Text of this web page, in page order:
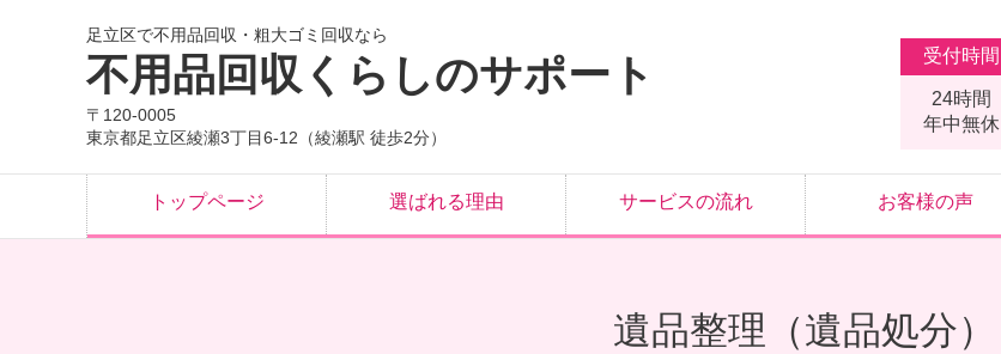
足立区で不用品回収・粗大ゴミ回収なら
不用品回収くらしのサポート
〒120-0005
東京都足立区綾瀬3丁目6-12（綾瀬駅 徒歩2分）
受付時間
24時間
年中無休
トップページ 選ばれる理由 サービスの流れ お客様の声
遺品整理（遺品処分）